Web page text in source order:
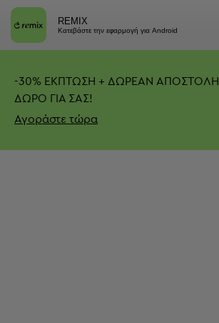
REMIX
Κατεβάστε την εφαρμογή για Android
-30% ΕΚΠΤΩΣΗ + ΔΩΡΕΑΝ ΑΠΟΣΤΟΛΗ
ΔΩΡΟ ΓΙΑ ΣΑΣ!
Αγοράστε τώρα